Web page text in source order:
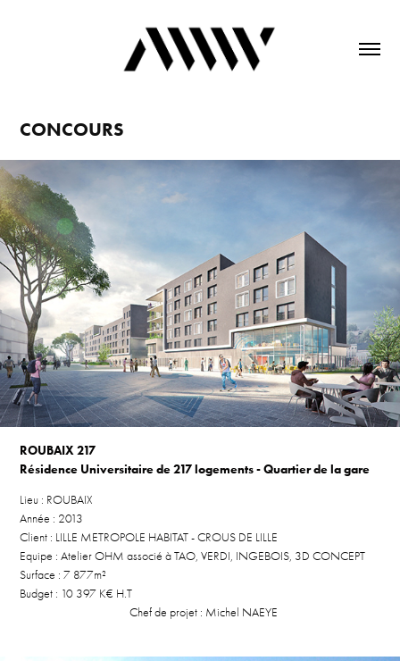
CONCOURS
ROUBAIX 217
Résidence Universitaire de 217 logements - Quartier de la gare
Lieu : ROUBAIX
Année : 2013
Client : LILLE METROPOLE HABITAT - CROUS DE LILLE
Equipe : Atelier OHM associé à TAO, VERDI, INGEBOIS, 3D CONCEPT
Surface : 7 877m²
Budget : 10 397 K€ H.T
Chef de projet : Michel NAEYE